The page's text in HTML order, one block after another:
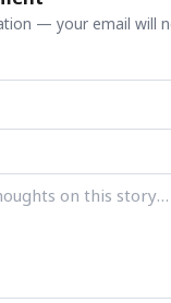
— your email will